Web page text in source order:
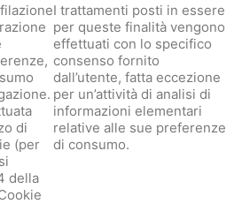
di
(per
della
I trattamenti posti in essere
per queste finalità vengono
effettuati con lo specifico
consenso fornito
dall’utente, fatta eccezione
per un’attività di analisi di
informazioni elementari
relative alle sue preferenze
di consumo.